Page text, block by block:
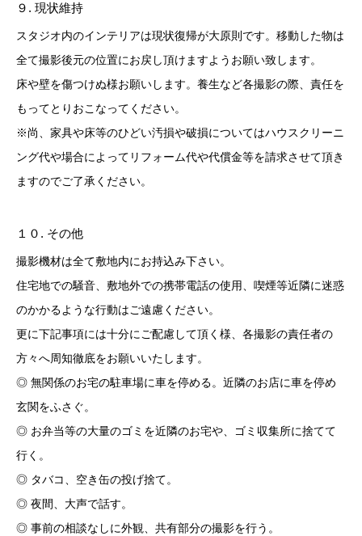
９. 現状維持
スタジオ内のインテリアは現状復帰が大原則です。移動した物は
全て撮影後元の位置にお戻し頂けますようお願い致します。
床や壁を傷つけぬ様お願いします。養生など各撮影の際、責任を
もってとりおこなってください。
※尚、家具や床等のひどい汚損や破損についてはハウスクリーニ
ング代や場合によってリフォーム代や代償金等を請求させて頂き
ますのでご了承ください。
１０. その他
撮影機材は全て敷地内にお持込み下さい。
住宅地での騒音、敷地外での携帯電話の使用、喫煙等近隣に迷惑
のかかるような行動はご遠慮ください。
更に下記事項には十分にご配慮して頂く様、各撮影の責任者の
方々へ周知徹底をお願いいたします。
◎ 無関係のお宅の駐車場に車を停める。近隣のお店に車を停め
玄関をふさぐ。
◎ お弁当等の大量のゴミを近隣のお宅や、ゴミ収集所に捨てて
行く。
◎ タバコ、空き缶の投げ捨て。
◎ 夜間、大声で話す。
◎ 事前の相談なしに外観、共有部分の撮影を行う。